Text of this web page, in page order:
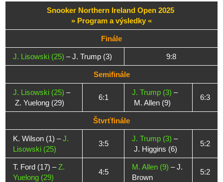
Snooker Northern Ireland Open 2025
» Program a výsledky «
Finále
J. Lisowski (25) – J. Trump (3) 9:8
Semifinále
J. Lisowski (25) –
Z. Yuelong (29)
6:1
J. Trump (3) –
M. Allen (9)
6:3
Štvrťfinále
K. Wilson (1) –J.
Lisowski (25)
3:5
J. Trump (3) –
J. Higgins (6)
5:2
T. Ford (17) –Z.
Yuelong (29)
4:5
M. Allen (9) – J.
Brown
5:2